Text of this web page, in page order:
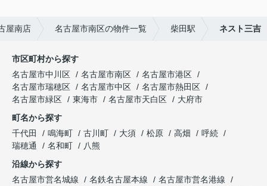
屋南店 名古屋市南区の物件一覧 柴田駅 ネスト三吉
市区町村から探す
名古屋市中川区
名古屋市南区
名古屋市港区
名古屋市瑞穂区
名古屋市中区
名古屋市熱田区
名古屋市緑区
東海市 名古屋市天白区
大府市
町名から探す
千代田
鳴海町 古川町 大須 松原 高畑
呼続
瑞穂通
名和町
八熊
沿線から探す
名古屋市営名城線
名鉄名古屋本線
名古屋市営名港線